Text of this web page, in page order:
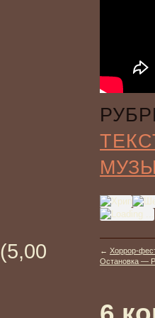
(5,00
← Хоррор-
Остановка —